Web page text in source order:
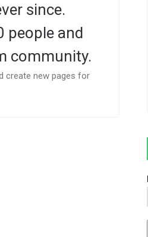
since.
people and
community.
create new pages for